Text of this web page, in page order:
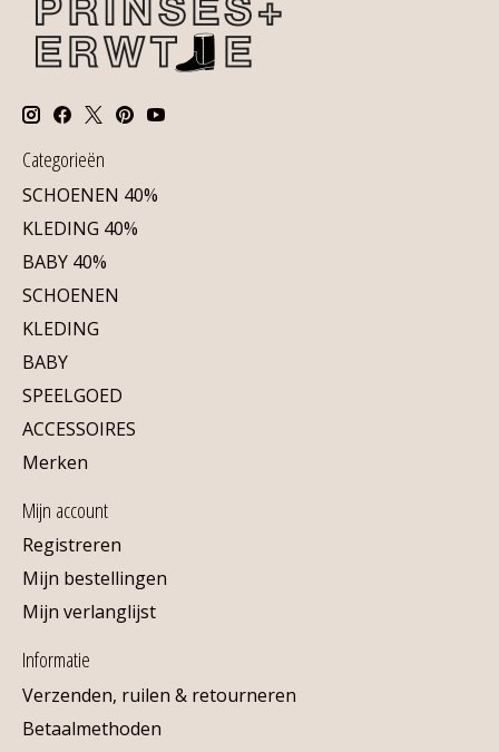
Categorieën
SCHOENEN 40%
KLEDING 40%
BABY 40%
SCHOENEN
KLEDING
BABY
SPEELGOED
ACCESSOIRES
Merken
Mijn account
Registreren
Mijn bestellingen
Mijn verlanglijst
Informatie
Verzenden, ruilen & retourneren
Betaalmethoden